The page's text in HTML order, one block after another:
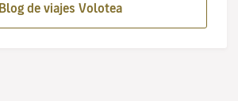
Blog de viajes Volotea